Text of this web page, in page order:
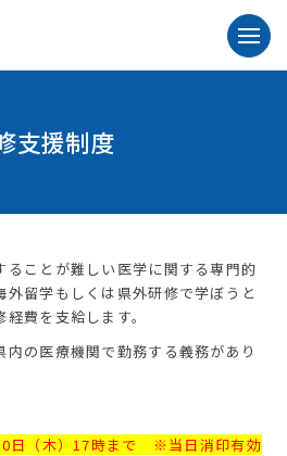
支援制度
ことが難しい医学に関する専門的
留学もしくは県外研修で学ぼうと
費を支給します。
の医療機関で勤務する義務があり
日（木）17時まで ※当日消印有効